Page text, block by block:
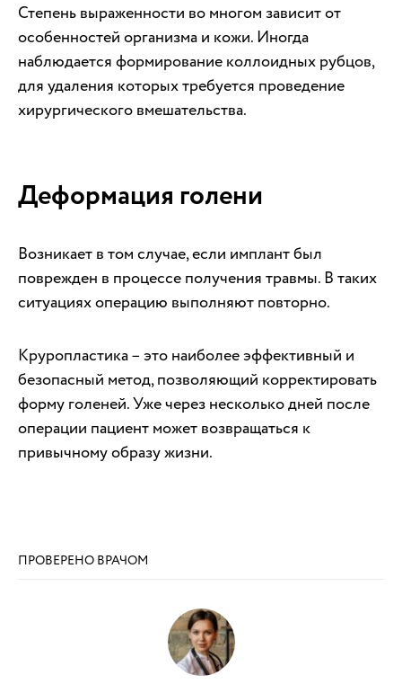
Степень выраженности во многом зависит от
особенностей организма и кожи. Иногда
наблюдается формирование коллоидных рубцов,
для удаления которых требуется проведение
хирургического вмешательства.
Деформация голени
Возникает в том случае, если имплант был
поврежден в процессе получения травмы. В таких
ситуациях операцию выполняют повторно.
Круропластика – это наиболее эффективный и
безопасный метод, позволяющий корректировать
форму голеней. Уже через несколько дней после
операции пациент может возвращаться к
привычному образу жизни.
ПРОВЕРЕНО ВРАЧОМ